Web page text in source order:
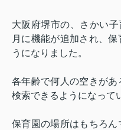
大阪府堺市の、さかい子
月に機能が追加され、
うになりました。
各年齢で何人の空きが
検索できるようになって
保育園の場所はもちろ